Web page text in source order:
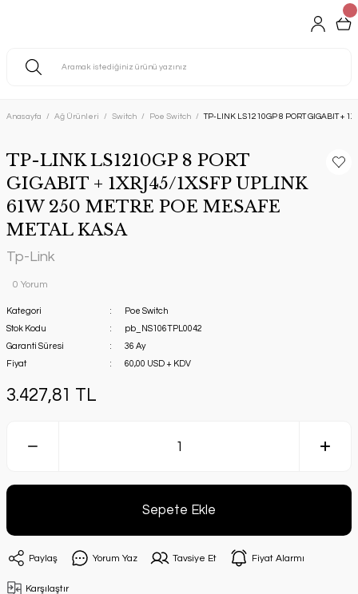
Anasayfa Ağ Ürünleri Switch Poe Switch TP-LINK LS1210GP 8 PORT GIGABIT +
TP-LINK LS1210GP 8 PORT
GIGABIT + 1XRJ45/1XSFP UPLINK
61W 250 METRE POE MESAFE
METAL KASA
Tp-Link
0 Yorum
Kategori
Poe Switch
Stok Kodu
pb_NS106TPL0042
Garanti Süresi
36 Ay
Fiyat
60,00 USD + KDV
3.427,81 TL
Sepete Ekle
Paylaş Yorum Yaz Tavsiye Et Fiyat Alarmı
Karşılaştır